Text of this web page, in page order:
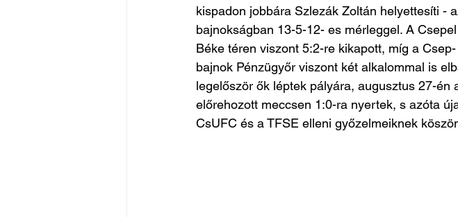
kispadon jobbára Szlezák Zoltán helyettesíti -
bajnokságban 13-5-12- es mérleggel. A
Béke téren viszont 5:2-re kikapott, míg a
bajnok Pénzügyőr viszont két alkalommal is
legelőször ők léptek pályára, augusztus 27-én
előrehozott meccsen 1:0-ra nyertek, s azóta
CsUFC és a TFSE elleni győzelmeiknek